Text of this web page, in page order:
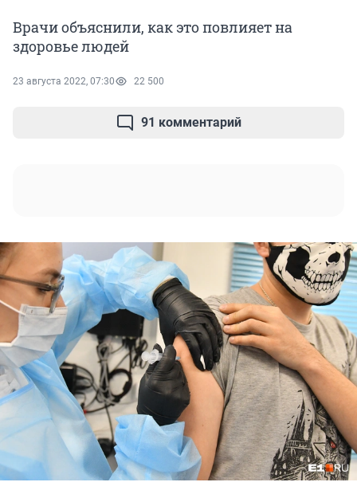
Врачи объяснили, как это повлияет на
здоровье людей
23 августа 2022, 07:30 22 500
91 комментарий